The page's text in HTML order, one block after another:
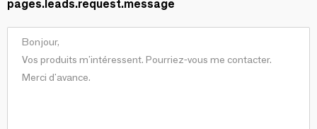
pages.leads.request.message